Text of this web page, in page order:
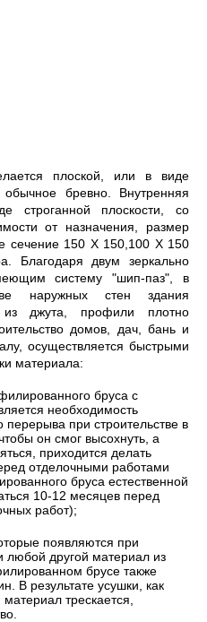
плоской, или в виде
бревно. Внутренняя
строганной плоскости, со
от назначения, размер
сечение 150 Х 150,100 Х 150
Благодаря двум зеркально
систему "шип-паз", в
наружных стен здания
из джута, профили плотно
домов, дач, бань и
осуществляется быстрыми
материала:
бруса с
необходимость
перерыва при строительстве в
чтобы он смог высохнуть, а
приходится делать
отделочными работами
бруса естественной
10-12 месяцев перед
работ);
появляются при
любой другой материал из
брусе также
В результате усушки, как
трескается,